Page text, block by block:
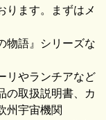
ります。まずはメ
物語』シリーズな
リやランチアなど
の取扱説明書、カ
州宇宙機関